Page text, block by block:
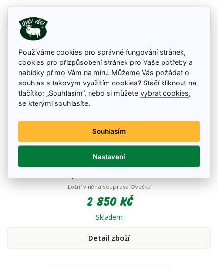
Ložní vlněná souprava Ovečka
2 850 Kč
Skladem
Detail zboží
Používáme cookies pro správné fungování stránek,
cookies pro přizpůsobení stránek pro Vaše potřeby a
nabídky přímo Vám na míru. Můžeme Vás požádat o
souhlas s takovým využitím cookies? Stačí kliknout na
tlačítko: „Souhlasím“, nebo si můžetevybrat cookies
se kterými souhlasíte.
Souhlasím
Nastavení